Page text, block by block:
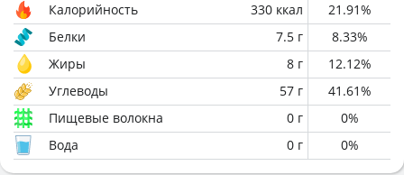
Калорийность 330 ккал 21.91%
Белки
7.5 г 8.33%
Жиры
8 г 12.12%
Углеводы
57 г 41.61%
Пищевые волокна
0 г 0%
Вода
0 г 0%